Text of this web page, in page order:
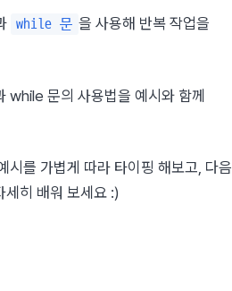
while 문 을 사용해 반복 작업을
while 문의 사용법을 예시와 함께
시를 가볍게 따라 타이핑 해보고, 다음
히 배워 보세요 :)